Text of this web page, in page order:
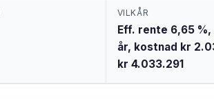
VILKÅR
Eff. rente 6,65
år, kostnad kr
kr 4.033.291